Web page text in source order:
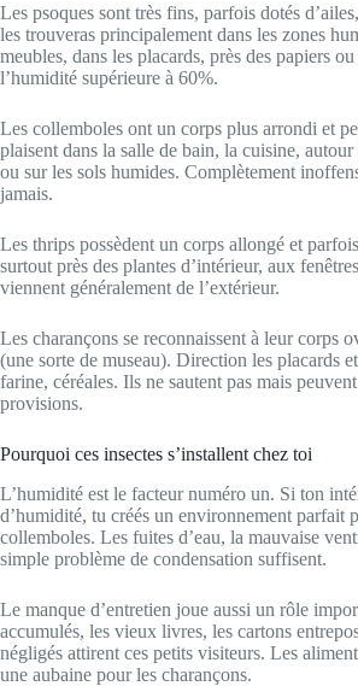
Les psoques sont très fins, parfois dotés
les trouveras principalement dans les zones
meubles, dans les placards, près des papiers
l’humidité supérieure à 60%.
Les collemboles ont un corps plus arrondi et
plaisent dans la salle de bain, la cuisine, autour
ou sur les sols humides. Complètement
jamais.
Les thrips possèdent un corps allongé et
surtout près des plantes d’intérieur, aux
viennent généralement de l’extérieur.
Les charançons se reconnaissent à leur corps
(une sorte de museau). Direction les placards
farine, céréales. Ils ne sautent pas mais
provisions.
Pourquoi ces insectes s’installent chez toi
L’humidité est le facteur numéro un. Si ton
d’humidité, tu créés un environnement parfait
collemboles. Les fuites d’eau, la mauvaise
simple problème de condensation suffisent.
Le manque d’entretien joue aussi un rôle
accumulés, les vieux livres, les cartons
négligés attirent ces petits visiteurs. Les
une aubaine pour les charançons.